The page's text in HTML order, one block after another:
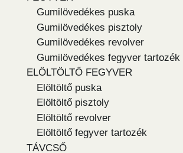
Gumilövedékes puska
Gumilövedékes pisztoly
Gumilövedékes revolver
Gumilövedékes fegyver tartozék
ELÖLTÖLTŐ FEGYVER
Elöltöltő puska
Elöltöltő pisztoly
Elöltöltő revolver
Elöltöltő fegyver tartozék
TÁVCSŐ